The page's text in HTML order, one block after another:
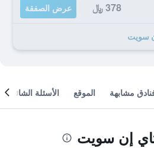
378 ﷼ عرض الصفقة
مشابهة الموقع الأسئلة الشائعة
إن سويت